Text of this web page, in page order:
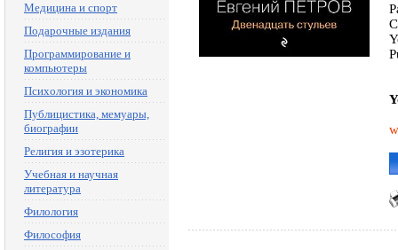
Медицина и спорт
Подарочные издания
Программирование и
компьютеры
Психология и экономика
Публицистика, мемуары,
биографии
Религия и эзотерика
Учебная и научная
литература
Филология
Философия